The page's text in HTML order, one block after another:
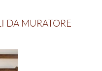
DA MURATORE